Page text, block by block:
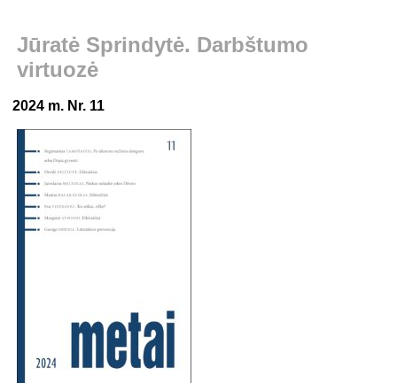
Jūratė Sprindytė. Darbštumo
virtuozė
2024 m. Nr. 11